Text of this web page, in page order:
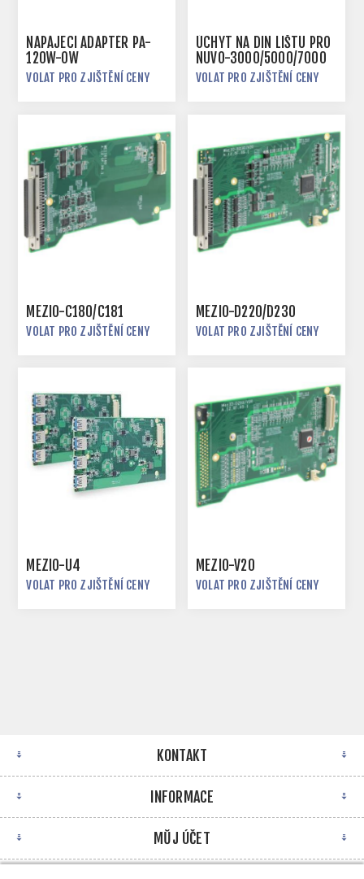
NAPÁJECÍ ADAPTÉR PA-
120W-OW
VOLAT PRO ZJIŠTĚNÍ CENY
ÚCHYT NA DIN LIŠTU PRO
NUVO-3000/5000/7000
VOLAT PRO ZJIŠTĚNÍ CENY
MEZIO-C180/C181
VOLAT PRO ZJIŠTĚNÍ CENY
MEZIO-D220/D230
VOLAT PRO ZJIŠTĚNÍ CENY
MEZIO-U4
VOLAT PRO ZJIŠTĚNÍ CENY
MEZIO-V20
VOLAT PRO ZJIŠTĚNÍ CENY
KONTAKT
INFORMACE
MŮJ ÚČET